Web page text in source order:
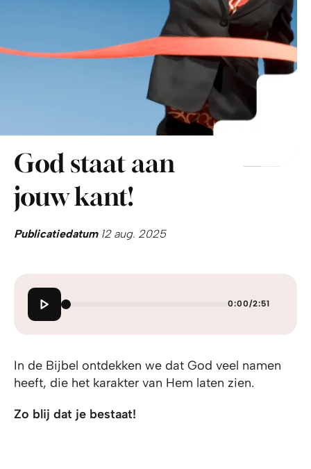
God staat aan
jouw kant!
Publicatiedatum12 aug. 2025
0:00/2:51
In de Bijbel ontdekken we dat God veel namen
heeft, die het karakter van Hem laten zien.
Zo blij dat je bestaat!